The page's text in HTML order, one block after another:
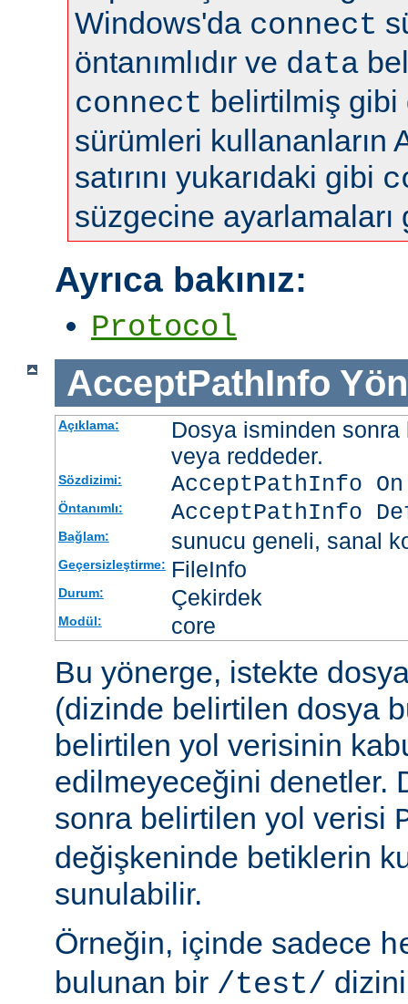
Windows'da connect
öntanımlıdır ve data
connect belirtilmiş gibi
sürümleri kullananların
satırını yukarıdaki gibi
süzgecine ayarlamaları
Ayrıca bakınız:
Protocol
AcceptPathInfo
Açıklama:
Dosya isminden
veya reddeder.
Sözdizimi: AcceptPathInfo
Öntanımlı: AcceptPathInfo
Bağlam: sunucu geneli, sanal
Geçersizleştirme: FileInfo
Durum: Çekirdek
Modül: core
Bu yönerge, istekte
(dizinde belirtilen dosya
belirtilen yol verisinin
edilmeyeceğini denetler.
sonra belirtilen yol verisi
değişkeninde betiklerin
sunulabilir.
Örneğin, içinde sadece
bulunan bir /test/